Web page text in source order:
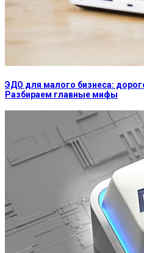
ЭДО для малого бизнеса:
Разбираем главные мифы